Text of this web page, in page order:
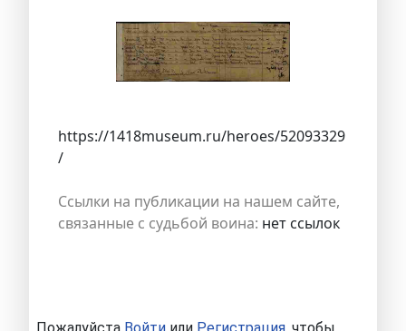
https://1418museum.ru/heroes/52093329
/
Ссылки на публикации на нашем сайте,
связанные с судьбой воина: нет ссылок